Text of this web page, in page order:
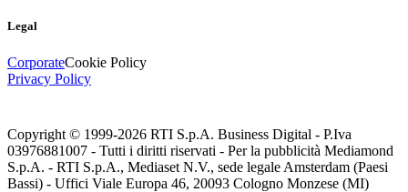
Legal
CorporateCookie Policy
Privacy Policy
Copyright © 1999-2026 RTI S.p.A. Business Digital - P.Iva
03976881007 - Tutti i diritti riservati - Per la pubblicità Mediamond
S.p.A. - RTI S.p.A., Mediaset N.V., sede legale Amsterdam (Paesi
Bassi) - Uffici Viale Europa 46, 20093 Cologno Monzese (MI)